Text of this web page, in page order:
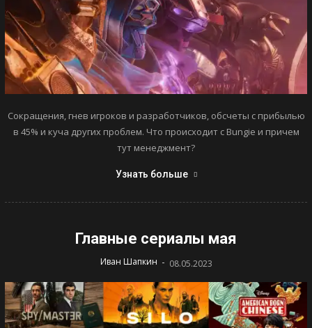
Сокращения, гнев игроков и разработчиков, обсчеты с прибылью
в 45% и куча других проблем. Что происходит с Bungie и причем
тут менеджмент?
Узнать больше
Главные сериалы мая
Иван Шапкин - 08.05.2023